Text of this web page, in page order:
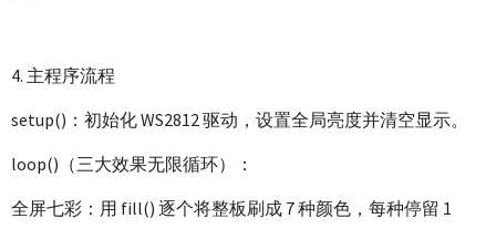
4. 主程序流程
setup()：初始化 WS2812 驱动，设置全局亮度并清空显示。
loop()（三大效果无限循环）：
全屏七彩：用 fill() 逐个将整板刷成 7 种颜色，每种停留 1